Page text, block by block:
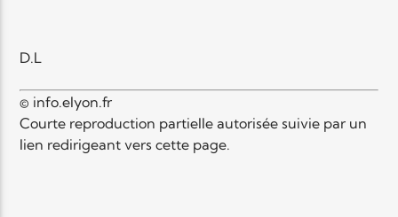
D.L
© info.elyon.fr
Courte reproduction partielle autorisée suivie par un
lien redirigeant vers cette page.